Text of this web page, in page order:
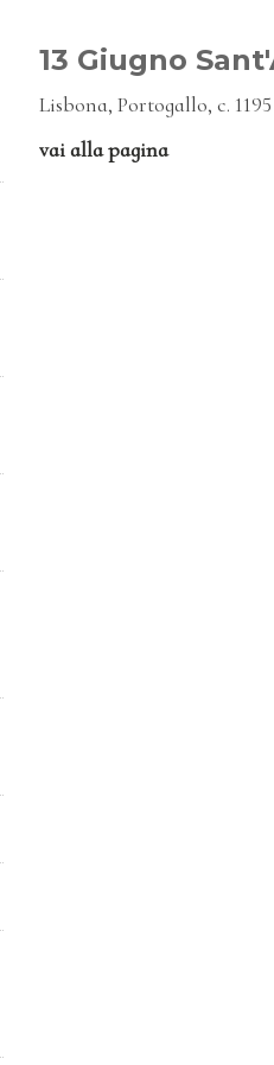
13 Giugno
Lisbona, Portogallo, c.
vai alla pagina